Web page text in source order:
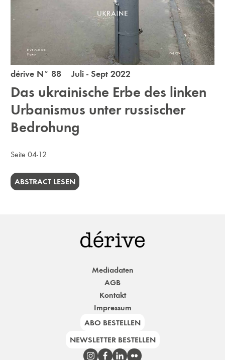
dérive N° 88 Juli - Sept 2022
Das ukrainische Erbe des linken
Urbanismus unter russischer
Bedrohung
Seite 04-12
ABSTRACT LESEN
Mediadaten
AGB
Kontakt
Impressum
ABO BESTELLEN
NEWSLETTER BESTELLEN